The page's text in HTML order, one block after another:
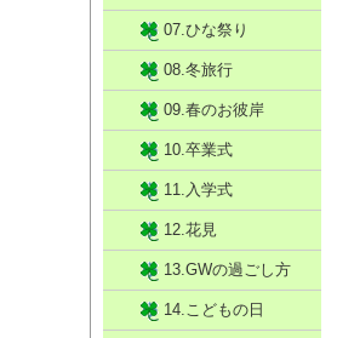
07.ひな祭り
08.冬旅行
09.春のお彼岸
10.卒業式
11.入学式
12.花見
13.GWの過ごし方
14.こどもの日